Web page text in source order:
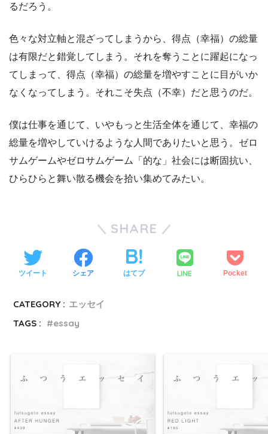
るだろう。
色々な対立軸と混ざってしまうから、得点（幸福）の総量
は有限だと錯覚してしまう。それを奪うことに躍起になっ
てしまって、得点（幸福）の総量を増やすことに目がいか
なくなってしまう。それこそ失点（不幸）だと思うのだ。
僕は仕事を通じて、いやもっと生活全体を通じて、幸福の
総量を増やしていけるような人間でありたいと思う。ゼロ
サムゲームやゼロサムゲーム「的な」社会には断固抗い、
ひらひらと舞い散る機会を拾い集めてみたい。
SHARE
ツイート シェア はてブ LINE Pocket
CATEGORY : エッセイ
TAGS :
essay